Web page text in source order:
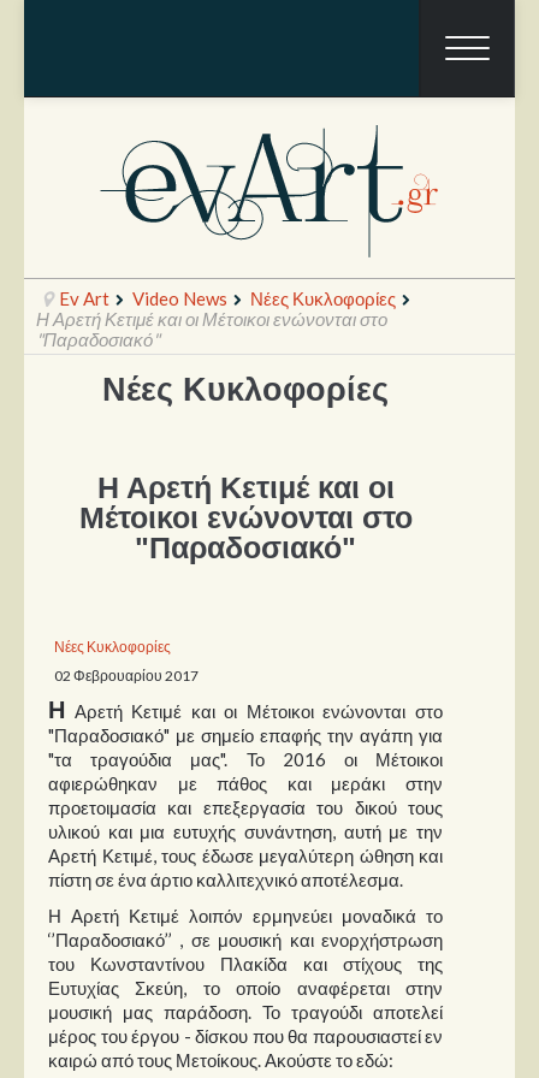
Ραπόρτο
Θέατρο
Συνεντεύξεις
Δίσκοι
Σειρές
Ταινίες
Βιβλία
Video News
Καλλιτέχνες
Μουσικοί
Διάφοροι
Εκτός Συνόρων
Νέα
Ev Art Video News
Νέες Κυκλοφορίες
Η Αρετή Κετιμέ και οι Μέτοικοι ενώνονται στο
"Παραδοσιακό"
Νέες Κυκλοφορίες
Η Αρετή Κετιμέ και οι
Μέτοικοι ενώνονται στο
"Παραδοσιακό"
Νέες Κυκλοφορίες
02 Φεβρουαρίου 2017
Η Αρετή Κετιμέ και οι Μέτοικοι ενώνονται στο
"Παραδοσιακό" με σημείο επαφής την αγάπη για
"τα τραγούδια μας". Το 2016 οι Μέτοικοι
αφιερώθηκαν με πάθος και μεράκι στην
προετοιμασία και επεξεργασία του δικού τους
υλικού και μια ευτυχής συνάντηση, αυτή με την
Αρετή Κετιμέ, τους έδωσε μεγαλύτερη ώθηση και
πίστη σε ένα άρτιο καλλιτεχνικό αποτέλεσμα.
Η Αρετή Κετιμέ λοιπόν ερμηνεύει μοναδικά το
‘’Παραδοσιακό’’ , σε μουσική και ενορχήστρωση
του Κωνσταντίνου Πλακίδα και στίχους της
Ευτυχίας Σκεύη, το οποίο αναφέρεται στην
μουσική μας παράδοση. Το τραγούδι αποτελεί
μέρος του έργου - δίσκου που θα παρουσιαστεί εν
καιρώ από τους Μετοίκους. Ακούστε το εδώ: